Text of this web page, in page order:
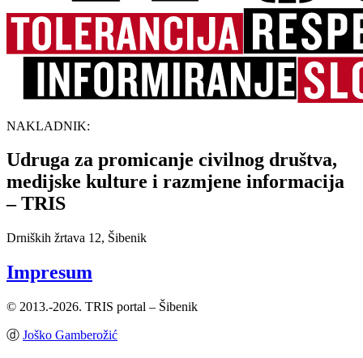
NAKLADNIK:
Udruga za promicanje civilnog društva,
medijske kulture i razmjene informacija
– TRIS
Drniških žrtava 12, Šibenik
Impresum
© 2013.-2026. TRIS portal – Šibenik
ⓓ Joško Gamberožić